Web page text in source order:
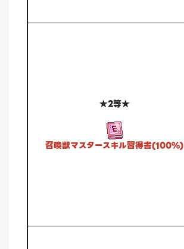
★2等★
召喚獣マスタースキル習得書(100%)